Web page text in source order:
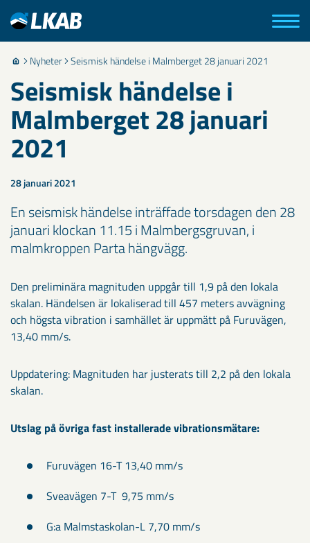
Nyheter Seismisk händelse i Malmberget 28 januari 2021
Seismisk händelse i
Malmberget 28 januari
2021
28 januari 2021
En seismisk händelse inträffade torsdagen den 28
januari klockan 11.15 i Malmbergsgruvan, i
malmkroppen Parta hängvägg.
Den preliminära magnituden uppgår till 1,9 på den lokala
skalan. Händelsen är lokaliserad till 457 meters avvägning
och högsta vibration i samhället är uppmätt på Furuvägen,
13,40 mm/s.
Uppdatering: Magnituden har justerats till 2,2 på den lokala
skalan.
Utslag på övriga fast installerade vibrationsmätare:
Furuvägen 16-T 13,40 mm/s
Sveavägen 7-T 9,75 mm/s
G:a Malmstaskolan-L 7,70 mm/s